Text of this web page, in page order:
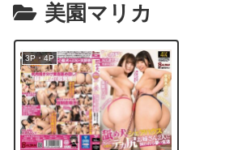
美園マリカ
3P・4P